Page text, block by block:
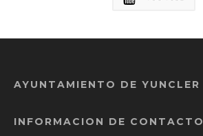
AYUNTAMIENTO DE YUNCLER
INFORMACION DE CONTACTO